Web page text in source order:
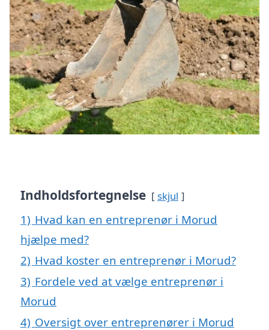
Indholdsfortegnelse skjul
1) Hvad kan en entreprenør i Morud
hjælpe med?
2) Hvad koster en entreprenør i Morud?
3) Fordele ved at vælge entreprenør i
Morud
4) Oversigt over entreprenører i Morud